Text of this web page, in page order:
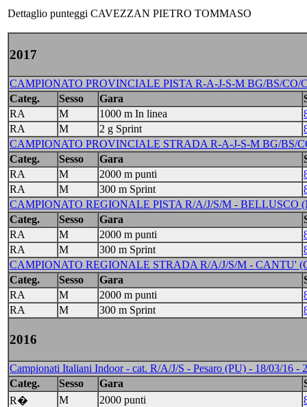
Dettaglio punteggi CAVEZZAN PIETRO TOMMASO
2017
CAMPIONATO PROVINCIALE PISTA R-A-J-S-M BG/BS/
Categ.
Sesso Gara
RA
M 1000 m In linea
RA
M 2 g Sprint
CAMPIONATO PROVINCIALE STRADA R-A-J-S-M BG/BS/
Categ.
Sesso Gara
RA
M 2000 m punti
RA
M 300 m Sprint
CAMPIONATO REGIONALE PISTA R/A/J/S/M - BELLUSCO
Categ.
Sesso Gara
RA
M 2000 m punti
RA
M 300 m Sprint
CAMPIONATO REGIONALE STRADA R/A/J/S/M - CANTU'
Categ.
Sesso Gara
RA
M 2000 m punti
RA
M 300 m Sprint
2016
Campionati Italiani Indoor - cat. R/A/J/S - Pesaro (PU) - 18/03/16 -
Categ.
Sesso Gara
R�
M 2000 punti